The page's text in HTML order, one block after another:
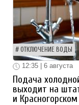
ОТКЛЮЧЕНИЕ ВОДЫ
12:35 | 6 августа
Подача
выходит на
и